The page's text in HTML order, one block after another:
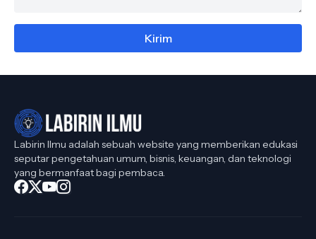
Labirin Ilmu adalah sebuah website yang memberikan edukasi
seputar pengetahuan umum, bisnis, keuangan, dan teknologi
yang bermanfaat bagi pembaca.